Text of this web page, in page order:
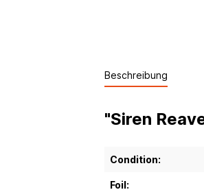
Beschreibung
"Siren
Condition:
Foil: